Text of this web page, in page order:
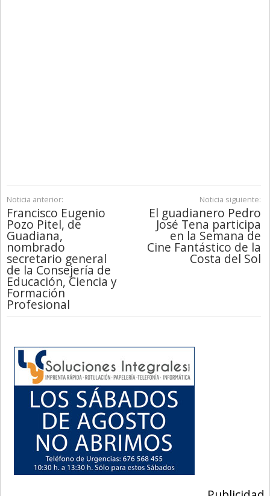
Noticia anterior:
Francisco Eugenio
Pozo Pitel, de
Guadiana,
nombrado
secretario general
de la Consejería de
Educación, Ciencia y
Formación
Profesional
Noticia siguiente:
El guadianero Pedro
José Tena participa
en la Semana de
Cine Fantástico de la
Costa del Sol